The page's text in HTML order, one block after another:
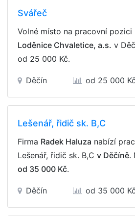
Svářeč
Volné místo na pracovní pozici
Loděnice Chvaletice, a.s. v
od 25 000 Kč.
Děčín od 25 000 Kč
Lešenář, řidič sk. B,C
Firma Radek Haluza nabízí
Lešenář, řidič sk. B,C v Děčíně.
od 35 000 Kč.
Děčín od 35 000 Kč